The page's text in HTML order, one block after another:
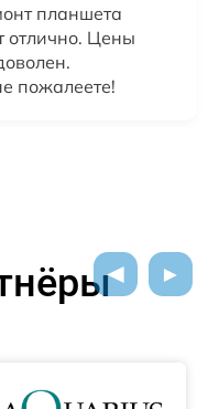
планшета
отлично. Цены
пожалеете!